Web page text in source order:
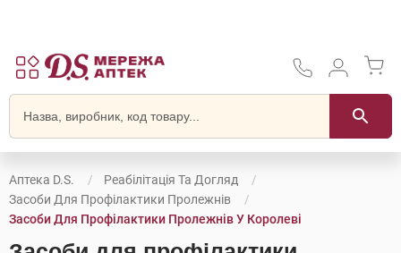
Аптека D.S.
Реабілітація Та Догляд
Засоби Для Профілактики Пролежнів
Засоби Для Профілактики Пролежнів У Королеві